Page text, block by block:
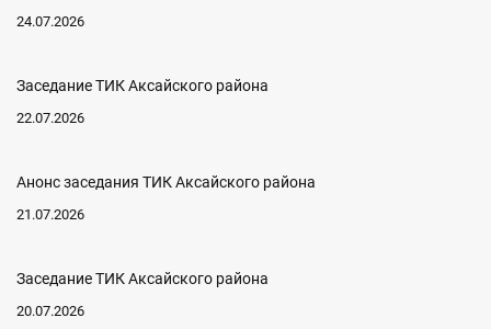
24.07.2026
Заседание ТИК Аксайского района
22.07.2026
Анонс заседания ТИК Аксайского района
21.07.2026
Заседание ТИК Аксайского района
20.07.2026